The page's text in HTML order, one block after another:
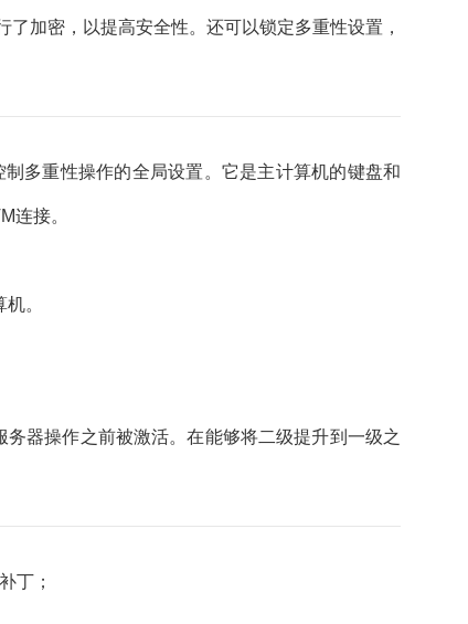
加密，以提高安全性。还可以锁定多重性设置，
多重性操作的全局设置。它是主计算机的键盘和
连接。
。
器操作之前被激活。在能够将二级提升到一级之
丁；